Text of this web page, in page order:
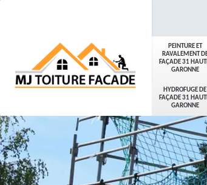
PEINTURE ET
RAVALEMENT
FAÇADE 31
GARONNE
HYDROFUGE DE
FAÇADE 31
GARONNE